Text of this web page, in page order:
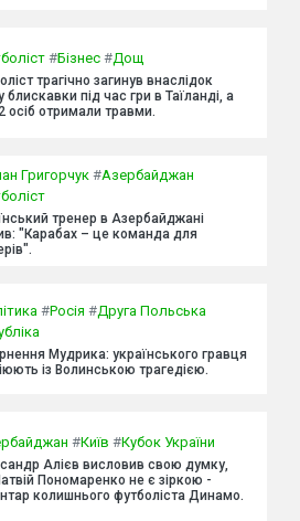
#Бізнес #Дощ
трагічно загинув внаслідок
блискавки під час гри в Таїланді, а
осіб отримали травми.
Григорчук#Азербайджан
тренер в Азербайджані
"Карабах – це команда для
#Росія #Друга Польська
Мудрика: українського гравця
із Волинською трагедією.
#Київ #Кубок України
Алієв висловив свою думку,
Пономаренко не є зіркою -
колишнього футболіста Динамо.